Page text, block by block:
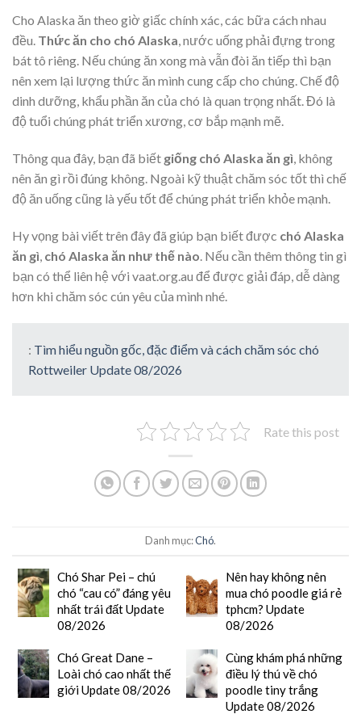
Cho Alaska ăn theo giờ giấc chính xác, các bữa cách nhau
đều. Thức ăn cho chó Alaska, nước uống phải đựng trong
bát tô riêng. Nếu chúng ăn xong mà vẫn đòi ăn tiếp thì bạn
nên xem lại lượng thức ăn mình cung cấp cho chúng. Chế độ
dinh dưỡng, khẩu phần ăn của chó là quan trọng nhất. Đó là
độ tuổi chúng phát triển xương, cơ bắp mạnh mẽ.
Thông qua đây, bạn đã biết giống chó Alaska ăn gì, không
nên ăn gì rồi đúng không. Ngoài kỹ thuật chăm sóc tốt thì chế
độ ăn uống cũng là yếu tốt để chúng phát triển khỏe mạnh.
Hy vọng bài viết trên đây đã giúp bạn biết được chó Alaska
ăn gì, chó Alaska ăn như thế nào. Nếu cần thêm thông tin gì
bạn có thể liên hệ với vaat.org.au để được giải đáp, dễ dàng
hơn khi chăm sóc cún yêu của mình nhé.
: Tìm hiểu nguồn gốc, đặc điểm và cách chăm sóc chó
Rottweiler Update 08/2026
Rate this post
Danh mục:Chó.
Chó Shar Pei – chú
chó “cau có” đáng yêu
nhất trái đất Update
08/2026
Nên hay không nên
mua chó poodle giá rẻ
tphcm? Update
08/2026
Chó Great Dane –
Loài chó cao nhất thế
giới Update 08/2026
Cùng khám phá những
điều lý thú về chó
poodle tiny trắng
Update 08/2026